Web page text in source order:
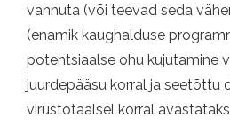
vannuta (või teevad seda
(enamik kaughalduse
potentsiaalse ohu kujutamine
juurdepääsu korral ja seetõttu
virustotaalsel korral